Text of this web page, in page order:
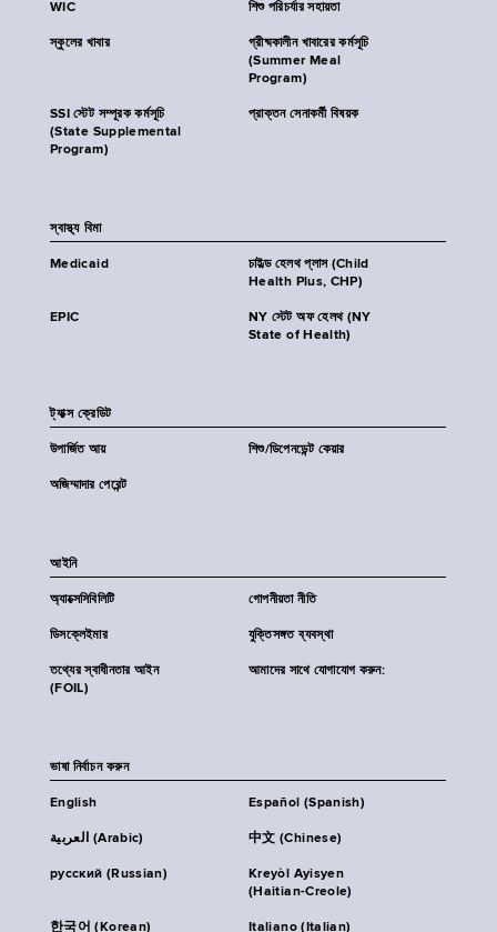
WIC শিশু পরিচর্যার সহায়তা
স্কুলের খাবার
গ্রীষ্মকালীন খাবারের কর্মসূচি
(Summer Meal
Program)
SSI স্টেট সম্পূরক কর্মসূচি
(State Supplemental
Program)
প্রাক্তন সেনাকর্মী বিষয়ক
স্বাস্থ্য বিমা
Medicaid
চাইল্ড হেলথ প্লাস (Child
Health Plus, CHP)
EPIC
NY স্টেট অফ হেলথ (NY
State of Health)
ট্যাক্স ক্রেডিট
উপার্জিত আয় শিশু/ডিপেনডেন্ট কেয়ার
অজিম্মাদার পেরেন্ট
আইনি
অ্যাক্সেসিবিলিটি গোপনীয়তা নীতি
ডিসক্লেইমার যুক্তিসঙ্গত ব্যবস্থা
তথ্যের স্বাধীনতার আইন
(FOIL)
আমাদের সাথে যোগাযোগ করুন:
ভাষা নির্বাচন করুন
English Español (Spanish)
العربية (Arabic) 中文 (Chinese)
русский (Russian)
Kreyòl Ayisyen
(Haitian-Creole)
한국어 (Korean) Italiano (Italian)